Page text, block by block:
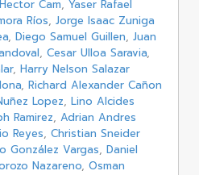
Hector Cam, Yaser Rafael
Ríos, Jorge Isaac Zuniga
, Diego Samuel Guillen, Juan
, Cesar Ulloa Saravia,
, Harry Nelson Salazar
, Richard Alexander Cañon
Lopez, Lino Alcides
Ramirez, Adrian Andres
Reyes, Christian Sneider
González Vargas, Daniel
Nazareno, Osman